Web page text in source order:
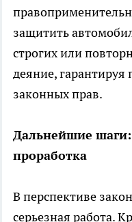
защитить
строгих или
деяние,
законных прав.
Дальнейшие шаги:
проработка
В перспективе
серьезная работа.